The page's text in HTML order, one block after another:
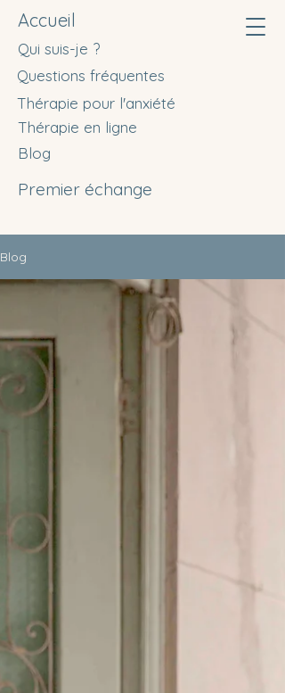
Accueil
Qui suis-je ?
Questions fréquentes
Thérapie en ligne
Blog
Premier échange
Thérapie pour l'anxiété
Blog